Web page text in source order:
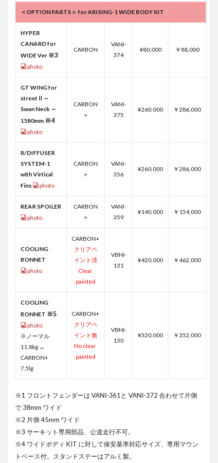
＜OPTION PARTS＞ for ARISING-1 WIDE BODY KIT
HYPER
CANARD for
WIDE Ver ※3
photo
CARBON
VANI-
374
¥80,000 ￥88,000
GT WING for
streetⅡ～
Swan Neck ～
1580mm ※4
photo
CARBON
＋
VANI-
375
¥260,000 ￥286,000
R/DIFFUSER
SYSTEM-1
with Virtical
Fins
photo
CARBON
＋
VANI-
356
¥260,000 ￥286,000
REAR SPOILER
photo
CARBON
＋
VANI-
359
¥140,000 ￥154,000
COOLING
BONNET
photo
CARBON+
クリアペ
イント済
Clear
painted
VBNI-
131
¥420,000 ￥462,000
COOLING
BONNET ※5
photo
※ノーマル
11.8kg →
CARBON+
7.5lg
CARBON+
クリアペ
イント無
No clear
painted
VBNI-
130
¥320,000 ￥352,000
※1 フロントフェンダーは VANI-361と VANI-372 合わせて片側
で 38mm ワイド
※2 片側 45mm ワイド
※3 サーキット専用部品、公道走行不可。
※4 ワイドボディ KIT に対して保安基準対応サイズ、専用マウン
トベース付。スタンドステーはアルミ製。